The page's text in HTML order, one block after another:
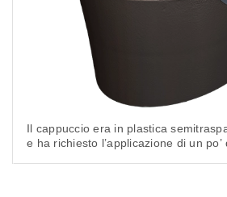
Il cappuccio era in plastica
e ha richiesto l’applicazione di un po’